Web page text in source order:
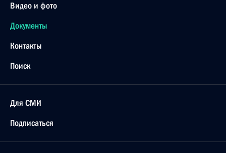
Видео и фото
Документы
Контакты
Поиск
Для СМИ
Подписаться